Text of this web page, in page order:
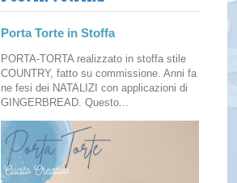
Porta Torte in Stoffa
PORTA-TORTA realizzato in stoffa stile
COUNTRY, fatto su commissione. Anni fa
ne fesi dei NATALIZI con applicazioni di
GINGERBREAD. Questo...